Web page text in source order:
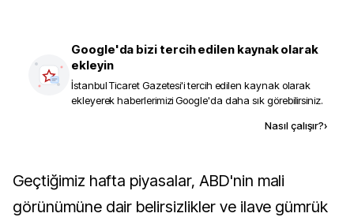
Google'da bizi tercih edilen kaynak olarak
ekleyin
İstanbul Ticaret Gazetesi'i tercih edilen kaynak olarak
ekleyerek haberlerimizi Google'da daha sık görebilirsiniz.
Nasıl çalışır?›
Geçtiğimiz hafta piyasalar, ABD'nin mali
görünümüne dair belirsizlikler ve ilave gümrük